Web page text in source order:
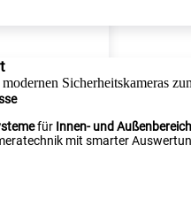
für Innen- und
mit smarter